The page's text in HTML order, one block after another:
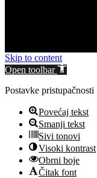
Skip to content
Open toolbar
Postavke pristupačnosti
Povećaj tekst
Smanji tekst
Sivi tonovi
Visoki kontrast
Obrni boje
Čitak font